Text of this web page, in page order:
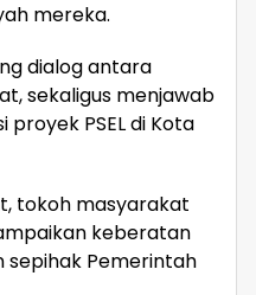
mereka.
dialog antara
sekaligus menjawab
PSEL di Kota
tokoh masyarakat
keberatan
Pemerintah